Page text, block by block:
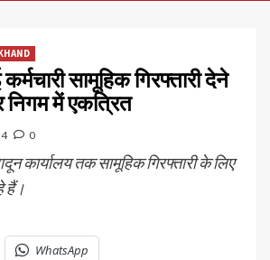
सामूहिक गिरफ्तारी देने
में एकत्रित
0
कार्यालय तक सामूहिक गिरफ्तारी के लिए
हैं।
WhatsApp